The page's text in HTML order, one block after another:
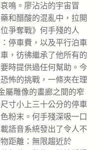
鳴。廖沾沾的宇宙冒
和醋酸的混亂中，拉開
爭奪戰》何手殘的人
停車費，以及平行泊車
，彷彿繼承了他所有的
時提供過任何幫助。今
怖的挑戰，一條夾在理
屬雕像的畫廊之間的窄
寸小上三十公分的停車
粉末。何手殘深吸一口
語音系統發出了令人不
距離：無限趨近於